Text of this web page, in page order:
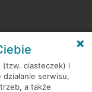
(tzw. ciasteczek) i
serwisu,
a także